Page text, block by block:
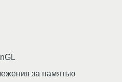
за памятью